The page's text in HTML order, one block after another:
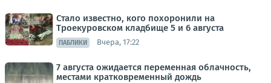
Стало известно, кого похоронили на
Троекуровском кладбище 5 и 6 августа
ПАБЛИКИ Вчера, 17:22
7 августа ожидается переменная облачность,
местами кратковременный дождь